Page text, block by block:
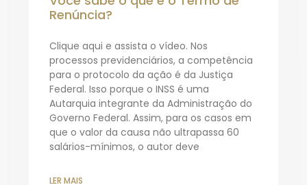
Renúncia?
Clique aqui e assista o vídeo. Nos
processos previdenciários, a competência
para o protocolo da ação é da Justiça
Federal. Isso porque o INSS é uma
Autarquia integrante da Administração do
Governo Federal. Assim, para os casos em
que o valor da causa não ultrapassa 60
salários-mínimos, o autor deve
LER MAIS